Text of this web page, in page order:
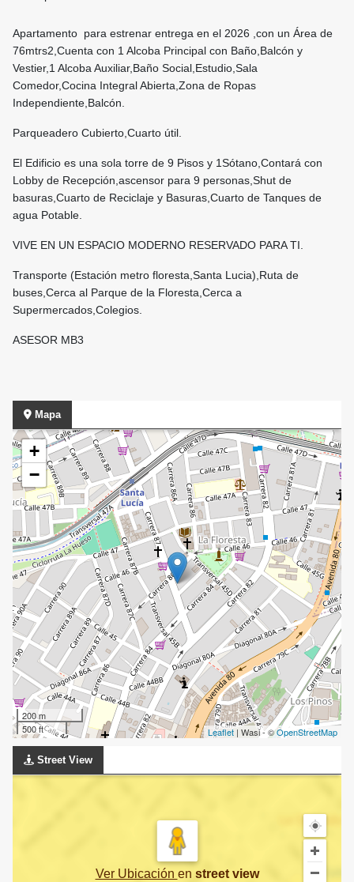
Apartamento para estrenar entrega en el 2026 ,con un Área de
76mtrs2,Cuenta con 1 Alcoba Principal con Baño,Balcón y
Vestier,1 Alcoba Auxiliar,Baño Social,Estudio,Sala
Comedor,Cocina Integral Abierta,Zona de Ropas
Independiente,Balcón.
Parqueadero Cubierto,Cuarto útil.
El Edificio es una sola torre de 9 Pisos y 1Sótano,Contará con
Lobby de Recepción,ascensor para 9 personas,Shut de
basuras,Cuarto de Reciclaje y Basuras,Cuarto de Tanques de
agua Potable.
VIVE EN UN ESPACIO MODERNO RESERVADO PARA TI.
Transporte (Estación metro floresta,Santa Lucia),Ruta de
buses,Cerca al Parque de la Floresta,Cerca a
Supermercados,Colegios.
ASESOR MB3
Mapa
+
−
200 m
500 ft
Leaflet | Wasi - ©OpenStreetMap
Street View
Ver Ubicación en street view